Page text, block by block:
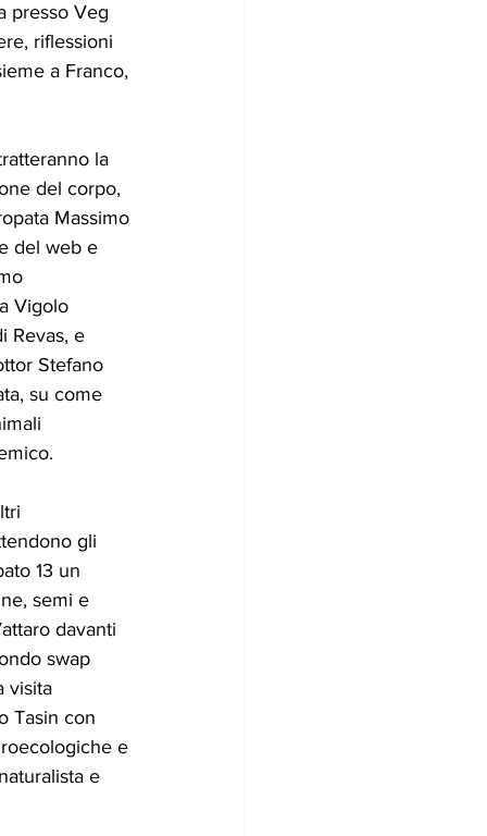
presso Veg
riflessioni
a Franco,
la
del corpo,
Massimo
del web e
Vigolo
Revas, e
Stefano
su come
gli
13 un
semi e
davanti
swap
visita
Tasin con
e
e